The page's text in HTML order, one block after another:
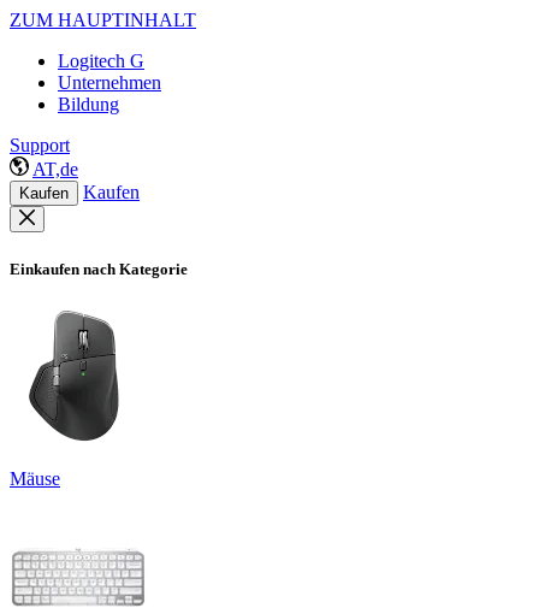
ZUM HAUPTINHALT
Logitech G
Unternehmen
Bildung
Support
AT,de
Kaufen Kaufen
Einkaufen nach Kategorie
Mäuse